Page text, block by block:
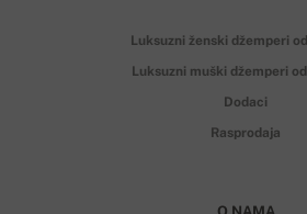
Luksuzni ženski džemperi
Luksuzni muški džemperi
Dodaci
Rasprodaja